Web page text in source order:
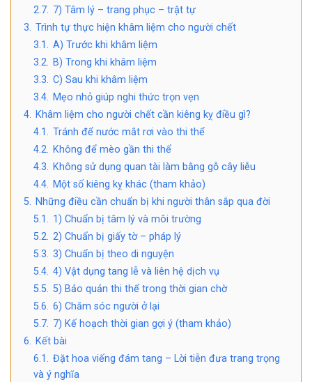
2.7. 7) Tâm lý – trang phục – trật tự
3. Trình tự thực hiện khâm liệm cho người chết
3.1. A) Trước khi khâm liệm
3.2. B) Trong khi khâm liệm
3.3. C) Sau khi khâm liệm
3.4. Mẹo nhỏ giúp nghi thức trọn vẹn
4. Khâm liệm cho người chết cần kiêng kỵ điều gì?
4.1. Tránh để nước mắt rơi vào thi thể
4.2. Không để mèo gần thi thể
4.3. Không sử dụng quan tài làm bằng gỗ cây liễu
4.4. Một số kiêng kỵ khác (tham khảo)
5. Những điều cần chuẩn bị khi người thân sắp qua đời
5.1. 1) Chuẩn bị tâm lý và môi trường
5.2. 2) Chuẩn bị giấy tờ – pháp lý
5.3. 3) Chuẩn bị theo di nguyện
5.4. 4) Vật dụng tang lễ và liên hệ dịch vụ
5.5. 5) Bảo quản thi thể trong thời gian chờ
5.6. 6) Chăm sóc người ở lại
5.7. 7) Kế hoạch thời gian gợi ý (tham khảo)
6. Kết bài
6.1. Đặt hoa viếng đám tang – Lời tiễn đưa trang trọng
và ý nghĩa